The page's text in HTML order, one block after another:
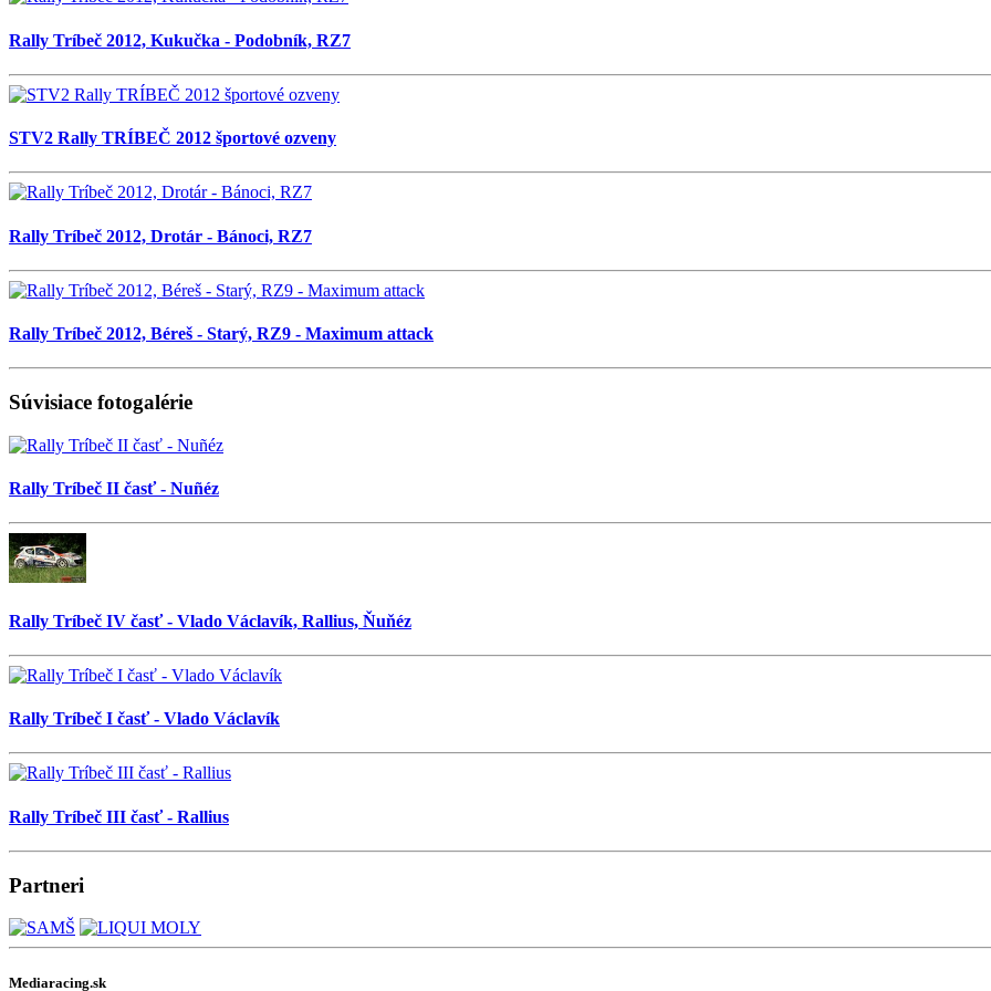
Rally Tríbeč 2012, Kukučka - Podobník, RZ7
STV2 Rally TRÍBEČ 2012 športové ozveny
Rally Tríbeč 2012, Drotár - Bánoci, RZ7
Rally Tríbeč 2012, Béreš - Starý, RZ9 - Maximum attack
Súvisiace fotogalérie
Rally Tríbeč II časť - Nuñéz
Rally Tríbeč IV časť - Vlado Václavík, Rallius, Ňuňéz
Rally Tríbeč I časť - Vlado Václavík
Rally Tríbeč III časť - Rallius
Partneri
Mediaracing.sk